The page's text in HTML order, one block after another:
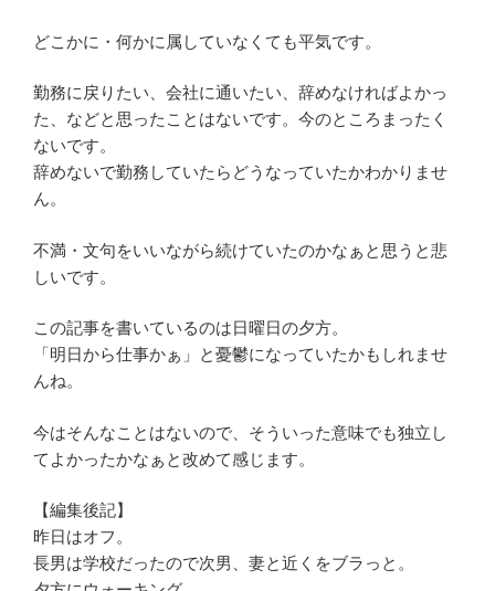
どこかに・何かに属していなくても平気です。
勤務に戻りたい、会社に通いたい、辞めなければよかっ
た、などと思ったことはないです。今のところまったく
ないです。
辞めないで勤務していたらどうなっていたかわかりませ
ん。
不満・文句をいいながら続けていたのかなぁと思うと悲
しいです。
この記事を書いているのは日曜日の夕方。
「明日から仕事かぁ」と憂鬱になっていたかもしれませ
んね。
今はそんなことはないので、そういった意味でも独立し
てよかったかなぁと改めて感じます。
【編集後記】
昨日はオフ。
長男は学校だったので次男、妻と近くをブラっと。